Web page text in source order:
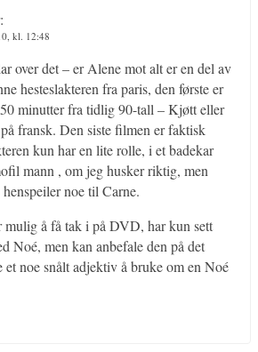
kl. 12:48
over det – er Alene mot alt er en del av
hesteslakteren fra paris, den første er
minutter fra tidlig 90-tall – Kjøtt eller
fransk. Den siste filmen er faktisk
kun har en lite rolle, i et badekar
mann , om jeg husker riktig, men
noe til Carne.
mulig å få tak i på DVD, har kun sett
Noé, men kan anbefale den på det
et noe snålt adjektiv å bruke om en Noé